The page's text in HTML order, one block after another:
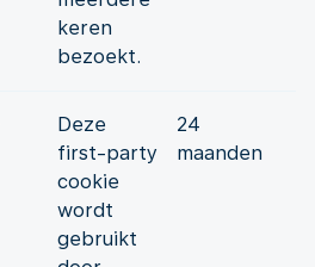
keren
bezoekt.
Deze
first-party
cookie
wordt
gebruikt
24
maanden